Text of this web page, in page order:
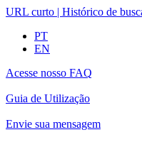
URL curto | Histórico de
PT
EN
Acesse nosso FAQ
Guia de Utilização
Envie sua mensagem